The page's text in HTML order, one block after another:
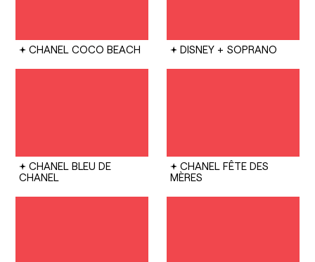
CHANEL COCO BEACH DISNEY + SOPRANO
CHANEL BLEU DE
CHANEL
CHANEL FÊTE DES
MÈRES